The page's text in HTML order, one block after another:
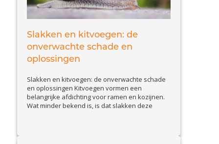
Slakken en kitvoegen: de
onverwachte schade en
oplossingen
Slakken en kitvoegen: de onverwachte schade
en oplossingen Kitvoegen vormen een
belangrijke afdichting voor ramen en kozijnen.
Wat minder bekend is, is dat slakken deze